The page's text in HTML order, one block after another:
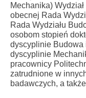
Mechanika)
obecnej Rada
Rada Wydziału
osobom stopień
dyscyplinie Budowa
dyscyplinie
pracownicy
zatrudnione w
badawczych, a